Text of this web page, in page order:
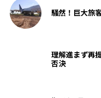
騒然！巨大旅
理解進まず再
否決